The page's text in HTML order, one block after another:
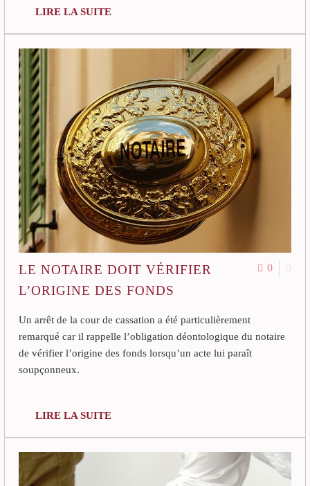
LIRE LA SUITE
0 0
LE NOTAIRE DOIT VÉRIFIER
L’ORIGINE DES FONDS
Un arrêt de la cour de cassation a été particulièrement
remarqué car il rappelle l’obligation déontologique du notaire
de vérifier l’origine des fonds lorsqu’un acte lui paraît
soupçonneux.
LIRE LA SUITE